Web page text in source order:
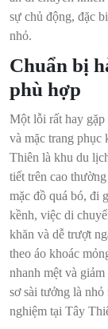
sự chủ động, đặc
nhỏ.
Chuẩn bị
phù hợp
Một lỗi rất hay
và mặc trang phục
Thiên là khu du
tiết trên cao
mặc đồ quá bó, đi
kềnh, việc di
khăn và dễ trượt
theo áo khoác
nhanh mệt và
sơ sài tưởng là
nghiệm tại Tây